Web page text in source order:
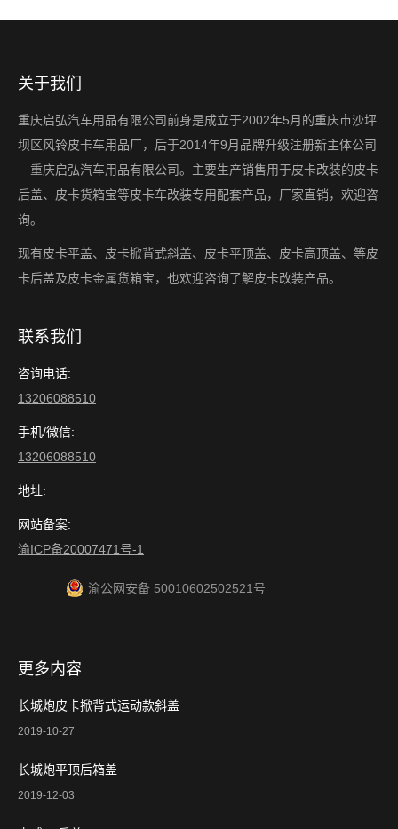
关于我们
重庆启弘汽车用品有限公司前身是成立于2002年5月的重庆市沙坪
坝区风铃皮卡车用品厂，后于2014年9月品牌升级注册新主体公司
—重庆启弘汽车用品有限公司。主要生产销售用于皮卡改装的皮卡
后盖、皮卡货箱宝等皮卡车改装专用配套产品，厂家直销，欢迎咨
询。
现有皮卡平盖、皮卡掀背式斜盖、皮卡平顶盖、皮卡高顶盖、等皮
卡后盖及皮卡金属货箱宝，也欢迎咨询了解皮卡改装产品。
联系我们
咨询电话:
13206088510
手机/微信:
13206088510
地址:
网站备案:
渝ICP备20007471号-1
渝公网安备 50010602502521号
更多内容
长城炮皮卡掀背式运动款斜盖
2019-10-27
长城炮平顶后箱盖
2019-12-03